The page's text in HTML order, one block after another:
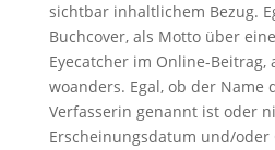
sichtbar inhaltlichem Bezug.
Buchcover, als Motto über
Eyecatcher im Online-
woanders. Egal, ob der Name
Verfasserin genannt ist oder
Erscheinungsdatum und/